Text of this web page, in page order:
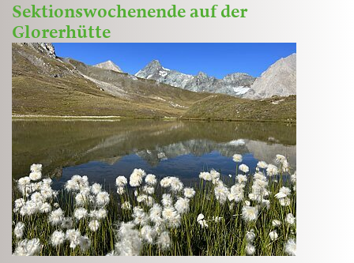
Sektionswochenende auf der
Glorerhütte